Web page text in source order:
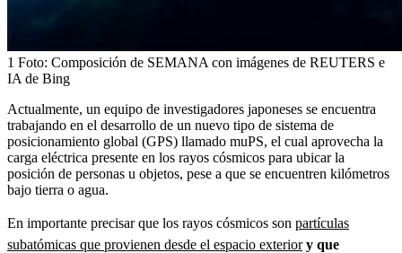
1 Foto: Composición de SEMANA con imágenes de REUTERS e
IA de Bing
Actualmente, un equipo de investigadores japoneses se encuentra
trabajando en el desarrollo de un nuevo tipo de sistema de
posicionamiento global (GPS) llamado muPS, el cual aprovecha la
carga eléctrica presente en los rayos cósmicos para ubicar la
posición de personas u objetos, pese a que se encuentren kilómetros
bajo tierra o agua.
En importante precisar que los rayos cósmicos son partículas
subatómicas que provienen desde el espacio exterior y que